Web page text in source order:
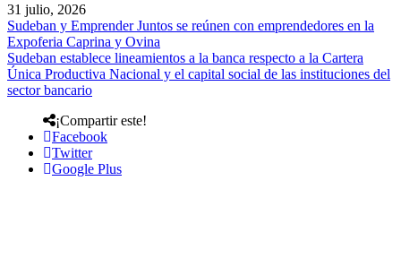
31 julio, 2026
Sudeban y Emprender Juntos se reúnen con emprendedores en la
Expoferia Caprina y Ovina
Sudeban establece lineamientos a la banca respecto a la Cartera
Única Productiva Nacional y el capital social de las instituciones del
sector bancario
¡Compartir este!
Facebook
Twitter
Google Plus